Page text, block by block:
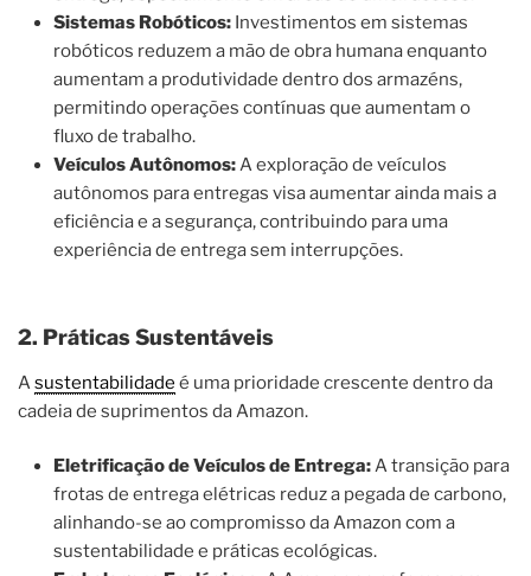
Sistemas Robóticos: Investimentos em sistemas
robóticos reduzem a mão de obra humana enquanto
aumentam a produtividade dentro dos armazéns,
permitindo operações contínuas que aumentam o
fluxo de trabalho.
Veículos Autônomos:A exploração de veículos
autônomos para entregas visa aumentar ainda mais a
eficiência e a segurança, contribuindo para uma
experiência de entrega sem interrupções.
2. Práticas Sustentáveis
Asustentabilidade é uma prioridade crescente dentro da
cadeia de suprimentos da Amazon.
Eletrificação de Veículos de Entrega:A transição para
frotas de entrega elétricas reduz a pegada de carbono,
alinhando-se ao compromisso da Amazon com a
sustentabilidade e práticas ecológicas.